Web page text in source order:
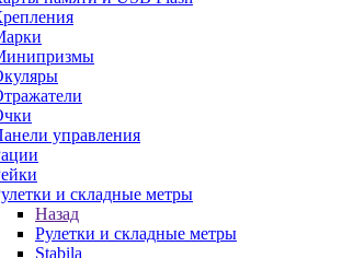
управления
и складные метры
Назад
Рулетки и складные метры
Stabila